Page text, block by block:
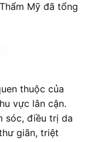
Mỹ đã tổng
thuộc của
vực lân cận.
sóc, điều trị da
giãn, triệt